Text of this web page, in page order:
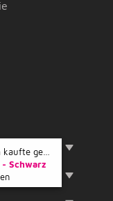
kaufte gerade
- Schwarz